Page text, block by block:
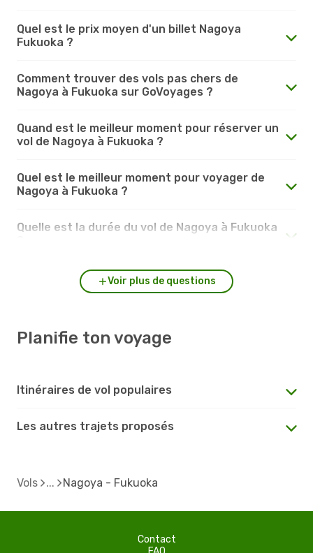
Quel est le prix moyen d'un billet Nagoya
Fukuoka ?
Comment trouver des vols pas chers de
Nagoya à Fukuoka sur GoVoyages ?
Quand est le meilleur moment pour réserver un
vol de Nagoya à Fukuoka ?
Quel est le meilleur moment pour voyager de
Nagoya à Fukuoka ?
Quelle est la durée du vol de Nagoya à Fukuoka
Voir plus de questions
Planifie ton voyage
Itinéraires de vol populaires
Les autres trajets proposés
Vols Nagoya - Fukuoka
Contact